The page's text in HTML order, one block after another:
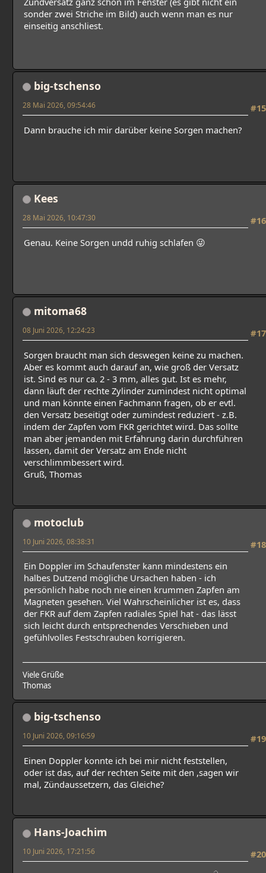
sonder zwei Striche im Bild) auch wenn man es nur
einseitig anschliest.
big-tschenso
#15
28 Mai 2026, 09:54:46
Dann brauche ich mir darüber keine Sorgen machen?
Kees
#16
28 Mai 2026, 10:47:30
Genau. Keine Sorgen undd ruhig schlafen 😜
mitoma68
#17
08 Juni 2026, 12:24:23
Sorgen braucht man sich deswegen keine zu machen.
Aber es kommt auch darauf an, wie groß der Versatz
ist. Sind es nur ca. 2 - 3 mm, alles gut. Ist es mehr,
dann läuft der rechte Zylinder zumindest nicht optimal
und man könnte einen Fachmann fragen, ob er evtl.
den Versatz beseitigt oder zumindest reduziert - z.B.
indem der Zapfen vom FKR gerichtet wird. Das sollte
man aber jemanden mit Erfahrung darin durchführen
lassen, damit der Versatz am Ende nicht
verschlimmbessert wird.
Gruß, Thomas
motoclub
#18
10 Juni 2026, 08:38:31
Ein Doppler im Schaufenster kann mindestens ein
halbes Dutzend mögliche Ursachen haben - ich
persönlich habe noch nie einen krummen Zapfen am
Magneten gesehen. Viel Wahrscheinlicher ist es, dass
der FKR auf dem Zapfen radiales Spiel hat - das lässt
sich leicht durch entsprechendes Verschieben und
gefühlvolles Festschrauben korrigieren.
Viele Grüße
Thomas
big-tschenso
#19
10 Juni 2026, 09:16:59
Einen Doppler konnte ich bei mir nicht feststellen,
oder ist das, auf der rechten Seite mit den ,sagen wir
mal, Zündaussetzern, das Gleiche?
Hans-Joachim
#20
10 Juni 2026, 17:21:56